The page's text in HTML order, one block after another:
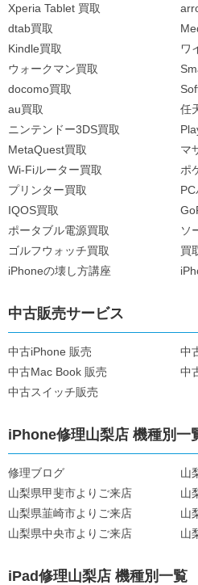
Xperia Tablet 買取
dtab買取
Kindle買取
ワ
ウォークマン買取
docomo買取
au買取
任
ニンテンドー3DS買取
MetaQuest買取
マ
Wi-Fiルーター買取
ポ
プリンター買取
IQOS買取
ポータブル電源買取
ソ
ゴルフウォッチ買取
買
iPhoneの壊し方講座
中古販売サービス
中古iPhone 販売
中
中古Mac Book 販売
中
中古スイッチ販売
iPhone修理山梨店 機種別一
修理ブログ
山
山梨県甲斐市よりご来店
山
山梨県韮崎市よりご来店
山
山梨県中央市よりご来店
山
iPad修理山梨店 機種別一覧